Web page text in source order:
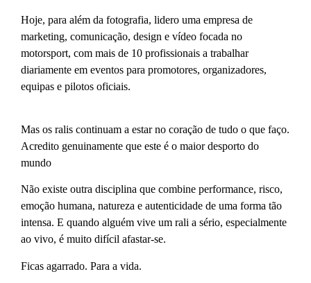
Hoje, para além da fotografia, lidero uma empresa de
marketing, comunicação, design e vídeo focada no
motorsport, com mais de 10 profissionais a trabalhar
diariamente em eventos para promotores, organizadores,
equipas e pilotos oficiais.
Mas os ralis continuam a estar no coração de tudo o que faço.
Acredito genuinamente que este é o maior desporto do
mundo
Não existe outra disciplina que combine performance, risco,
emoção humana, natureza e autenticidade de uma forma tão
intensa. E quando alguém vive um rali a sério, especialmente
ao vivo, é muito difícil afastar-se.
Ficas agarrado. Para a vida.